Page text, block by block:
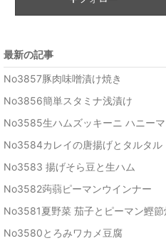
最新の記事
No3857豚肉味噌漬け焼き
No3856簡単スタミナ浅漬け
No3585生ハムズッキーニ ハニー
No3584カレイの唐揚げとタルタル
No3583 揚げそら豆と生ハム
No3582蒟蒻ピーマンウインナー
No3581夏野菜 茄子とピーマン鰹節
No3580とろみワカメ豆腐